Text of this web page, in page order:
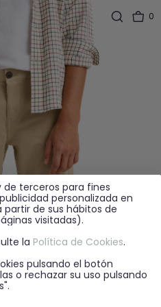
0
de terceros para fines
personalizada en
de sus hábitos de
visitadas).
la Política de Cookies.
pulsando el botón
o rechazar su uso pulsando